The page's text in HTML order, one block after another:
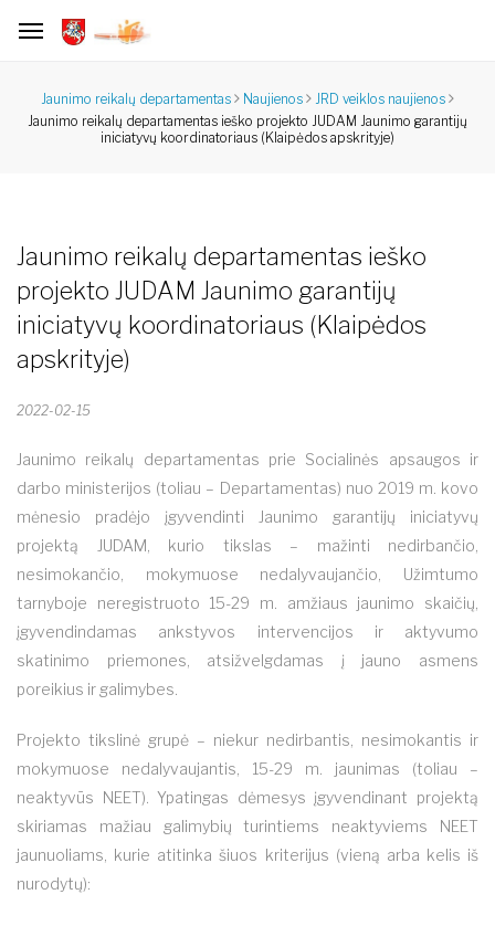
Jaunimo reikalų departamentas Naujienos
JRD veiklos naujienos
Jaunimo reikalų departamentas ieško projekto JUDAM Jaunimo garantijų
iniciatyvų koordinatoriaus (Klaipėdos apskrityje)
Jaunimo reikalų departamentas ieško
projekto JUDAM Jaunimo garantijų
iniciatyvų koordinatoriaus (Klaipėdos
apskrityje)
2022-02-15
Jaunimo reikalų departamentas prie Socialinės apsaugos ir
darbo ministerijos (toliau – Departamentas) nuo 2019 m. kovo
mėnesio pradėjo įgyvendinti Jaunimo garantijų iniciatyvų
projektą JUDAM, kurio tikslas – mažinti nedirbančio,
nesimokančio, mokymuose nedalyvaujančio, Užimtumo
tarnyboje neregistruoto 15-29 m. amžiaus jaunimo skaičių,
įgyvendindamas ankstyvos intervencijos ir aktyvumo
skatinimo priemones, atsižvelgdamas į jauno asmens
poreikius ir galimybes.
Projekto tikslinė grupė – niekur nedirbantis, nesimokantis ir
mokymuose nedalyvaujantis, 15-29 m. jaunimas (toliau –
neaktyvūs NEET). Ypatingas dėmesys įgyvendinant projektą
skiriamas mažiau galimybių turintiems neaktyviems NEET
jaunuoliams, kurie atitinka šiuos kriterijus (vieną arba kelis iš
nurodytų):